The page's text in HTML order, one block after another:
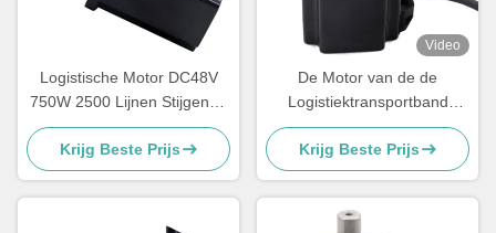
Logistische Motor DC48V
750W 2500 Lijnen Stijgende
Codeur
Krijg Beste Prijs
Video
De Motor van de de
Logistiektransportband
3000rpm gelijkstroom van
Ce RoHS 11A
Krijg Beste Prijs